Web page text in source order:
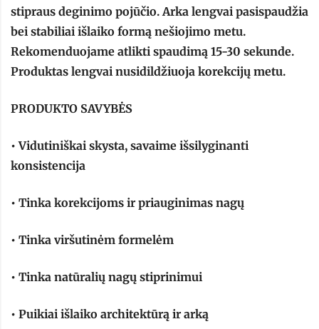
stipraus deginimo pojūčio. Arka lengvai pasispaudžia
bei stabiliai išlaiko formą nešiojimo metu.
Rekomenduojame atlikti spaudimą 15-30 sekunde.
Produktas lengvai nusidildžiuoja korekcijų metu.
PRODUKTO SAVYBĖS
• Vidutiniškai skysta, savaime išsilyginanti
konsistencija
• Tinka korekcijoms ir priauginimas nagų
• Tinka viršutinėm formelėm
• Tinka natūralių nagų stiprinimui
• Puikiai išlaiko architektūrą ir arką